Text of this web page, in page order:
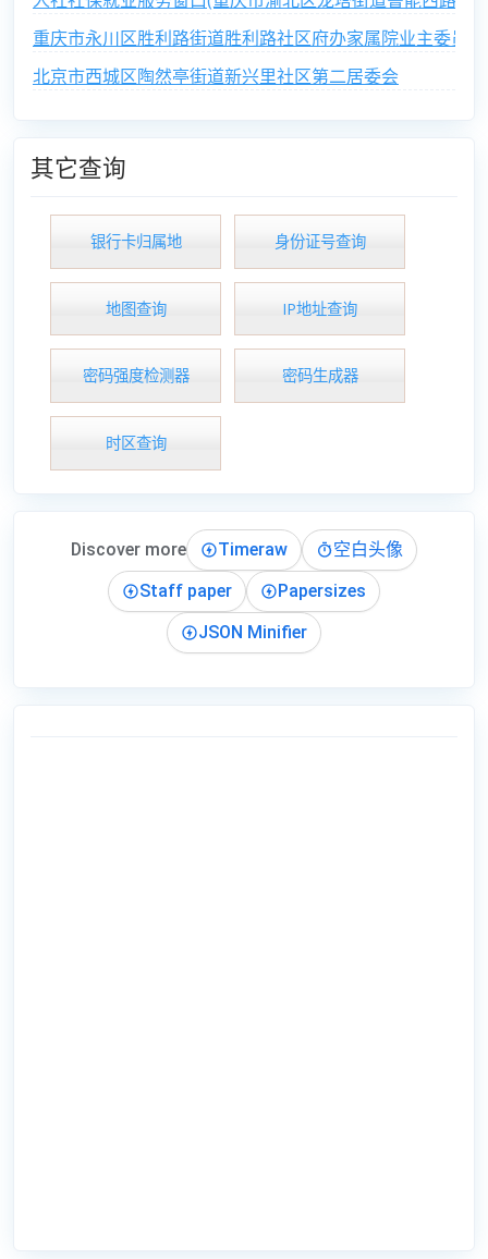
重庆市永川区胜利路街道胜利路社区府办家属院业主委员会
北京市西城区陶然亭街道新兴里社区第二居委会
其它查询
银行卡归属地 身份证号查询
地图查询 IP地址查询
密码强度检测器 密码生成器
时区查询
Discover more Timeraw
空白头像
Staff paper
Papersizes
JSON Minifier